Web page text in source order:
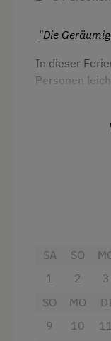
Wlan
"Die
In dieser
Personen
komplett
Dusche,
Ausstattung
SA
1
SO
2
3
SO
9
MO
10
DI
11